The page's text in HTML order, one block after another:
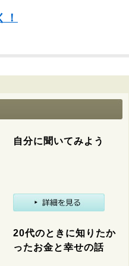
自分に聞いてみよう
20代のときに知りたか
ったお金と幸せの話